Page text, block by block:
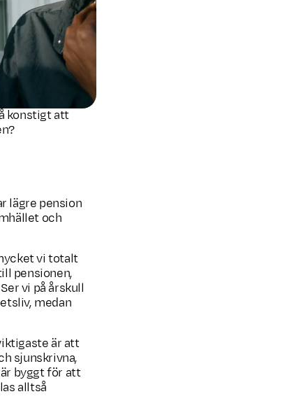
konstigt att
lägre pension
och
vi totalt
pensionen,
vi på årskull
medan
är att
sjunskrivna,
byggt för att
alltså